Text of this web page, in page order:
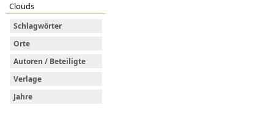
Clouds
Schlagwörter
Orte
Autoren / Beteiligte
Verlage
Jahre